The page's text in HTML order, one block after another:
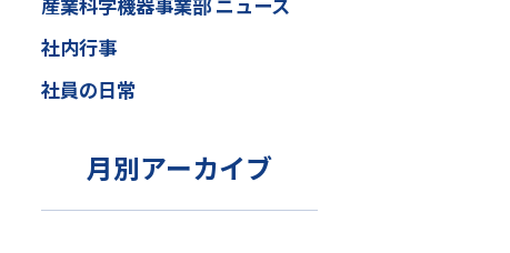
社内行事
社員の日常
月別アーカイブ